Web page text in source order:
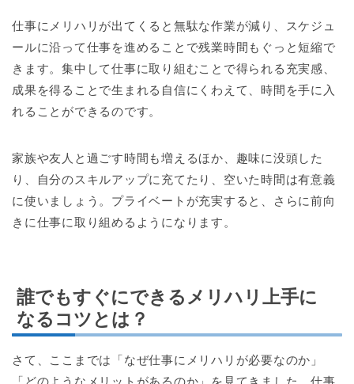
仕事にメリハリが出てくると無駄な作業が減り、スケジュ
ールに沿って仕事を進めることで残業時間もぐっと短縮で
きます。集中して仕事に取り組むことで得られる充実感、
成果を得ることで生まれる自信にくわえて、時間を手に入
れることができるのです。
家族や友人と過ごす時間も増えるほか、趣味に没頭した
り、自分のスキルアップに充てたり、空いた時間は有意義
に使いましょう。プライベートが充実すると、さらに前向
きに仕事に取り組めるようになります。
誰でもすぐにできるメリハリ上手に
なるコツとは？
さて、ここまでは「なぜ仕事にメリハリが必要なのか」
「どのようなメリットがあるのか」を見てきました。仕事